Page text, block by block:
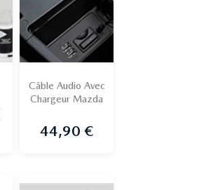
Câble Audio Avec
Chargeur Mazda
Prix
44,90 €